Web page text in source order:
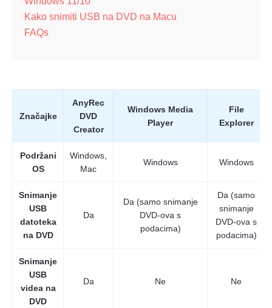
Kako snimiti USB na DVD na Macu
FAQs
Značajke
AnyRec
DVD
Creator
Windows Media
Player
File
Explorer
Podržani
OS
Windows,
Mac
Windows Windows
Snimanje
USB
datoteka
na DVD
Da
Da (samo snimanje
DVD-ova s
podacima)
Da (samo
snimanje
DVD-ova s
podacima)
Snimanje
USB
videa na
DVD
Da Ne Ne